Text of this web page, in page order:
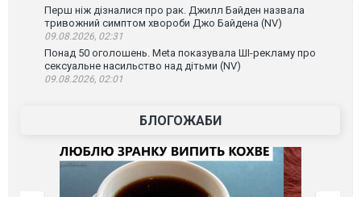
Перш ніж дізналися про рак. Джилл Байден назвала
тривожний симптом хвороби Джо Байдена (NV)
09.08.2026, 02:31
Понад 50 оголошень. Meta показувала ШІ-рекламу про
сексуальне насильство над дітьми (NV)
09.08.2026, 02:01
БЛОГОЖАБИ